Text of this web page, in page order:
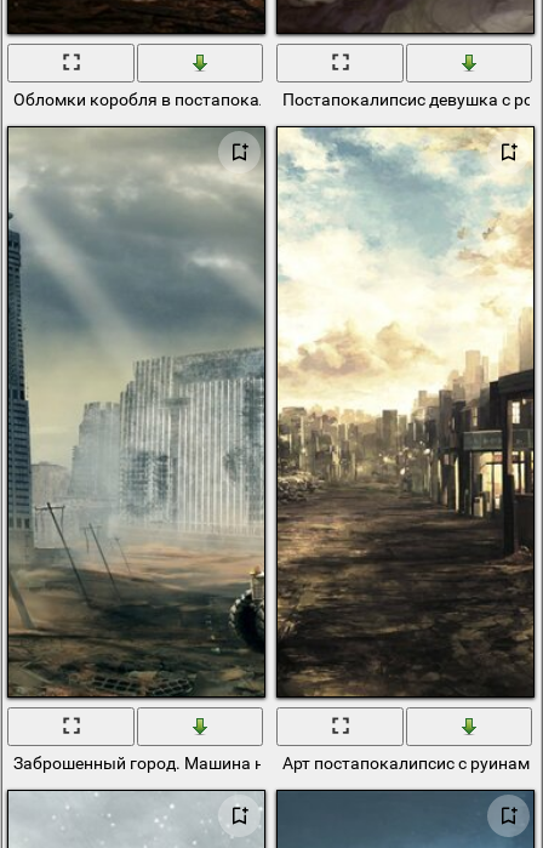
Обломки коробля в постапокалипсисПостапокалипсис девушка с
Заброшенный город. Машина на фоне постапокалипсиса
Арт постапокалипсис с